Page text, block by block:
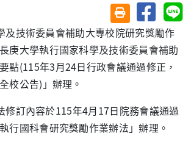
友善列印(另開視
分享至
及技術委員會補助大專校院研究獎勵作
庚大學執行國家科學及技術委員會補助
點(115年3月24日行政會議通過修正，
校公告) 」辦理。
修訂內容於115年4月 17日院務會議通過
行國科會研究獎勵作業辦法」辦理。